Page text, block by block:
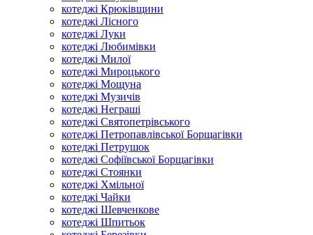
котеджі Крюківщини
котеджі Лісного
котеджі Луки
котеджі Любимівки
котеджі Милої
котеджі Мироцького
котеджі Мощуна
котеджі Музичів
котеджі Неграші
котеджі Святопетрівського
котеджі Петропавлівської Борщагівки
котеджі Петрушок
котеджі Софіївської Борщагівки
котеджі Стоянки
котеджі Хмільної
котеджі Чайки
котеджі Шевченкове
котеджі Шпитьок